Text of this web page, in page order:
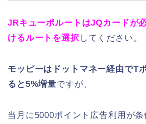
JRキューポルートはJQカードが
けるルートを選択してください。
モッピーはドットマネー経由でT
ると5%増量ですが、
当月に5000ポイント広告利用が